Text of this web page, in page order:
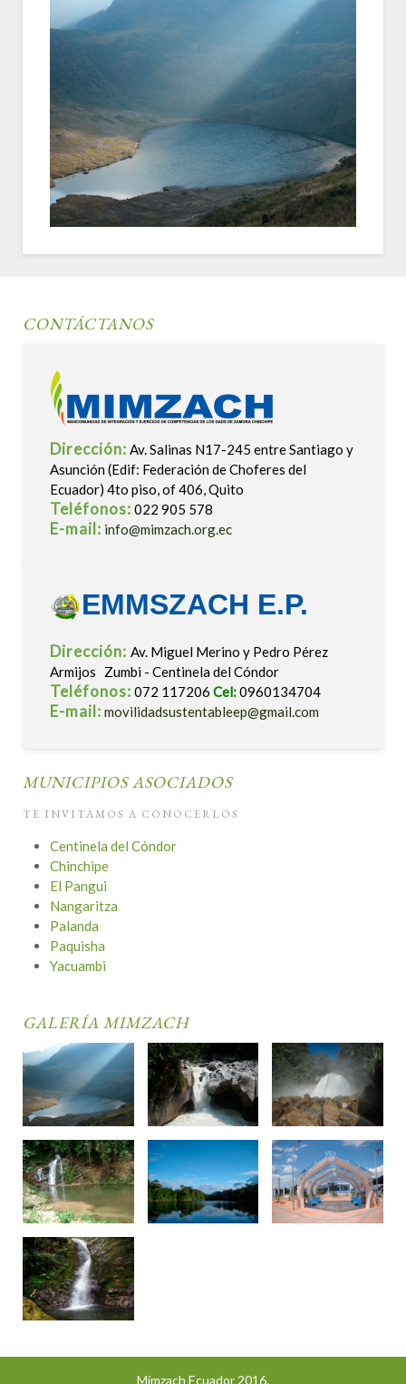
CONTÁCTANOS
Dirección: Av. Salinas N17-245 entre Santiago y
Asunción (Edif: Federación de Choferes del
Ecuador) 4to piso, of 406, Quito
Teléfonos: 022 905 578
E-mail: info@mimzach.org.ec
EMMSZACH E.P.
Dirección: Av. Miguel Merino y Pedro Pérez
Armijos Zumbi - Centinela del Cóndor
Teléfonos: 072 117206 Cel:0960134704
E-mail: movilidadsustentableep@gmail.com
MUNICIPIOS ASOCIADOS
TE INVITAMOS A CONOCERLOS
Centinela del Cóndor
Chinchipe
El Pangui
Nangaritza
Palanda
Paquisha
Yacuambi
GALERÍA MIMZACH
Mimzach Ecuador 2016.